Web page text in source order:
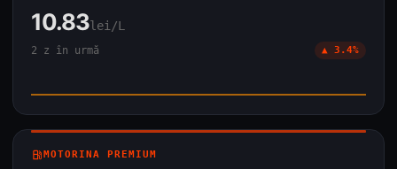
10.83lei/L
2 z în urmă ▲ 3.4%
local_gas_stationMOTORINA PREMIUM